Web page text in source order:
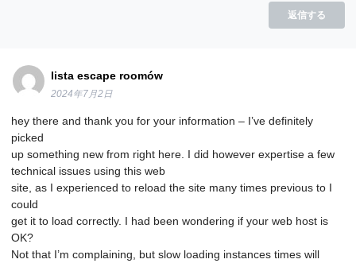
返信する
lista escape roomów
2024年7月2日
hey there and thank you for your information – I’ve definitely
picked
up something new from right here. I did however expertise a few
technical issues using this web
site, as I experienced to reload the site many times previous to I
could
get it to load correctly. I had been wondering if your web host is
OK?
Not that I’m complaining, but slow loading instances times will